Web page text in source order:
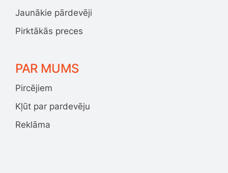
Jaunākie pārdevēji
Pirktākās preces
PAR MUMS
Pircējiem
Kļūt par pardevēju
Reklāma